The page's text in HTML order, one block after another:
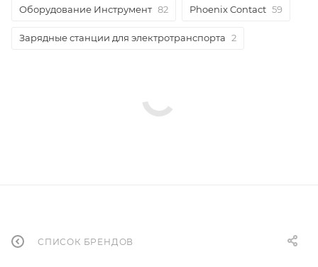
Оборудование Инструмент 82 Phoenix Contact 59
Зарядные станции для электротранспорта 2
СПИСОК БРЕНДОВ